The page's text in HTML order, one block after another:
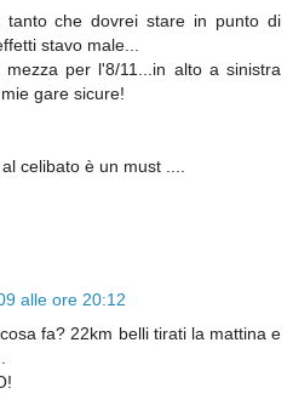
che dovrei stare in punto di
stavo male...
per l'8/11...in alto a sinistra
gare sicure!
celibato è un must ....
alle ore 20:12
fa? 22km belli tirati la mattina e